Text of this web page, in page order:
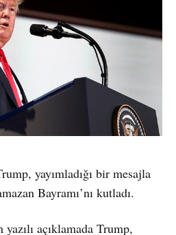
yayımladığı bir mesajla
Bayramı’nı kutladı.
yazılı açıklamada Trump,